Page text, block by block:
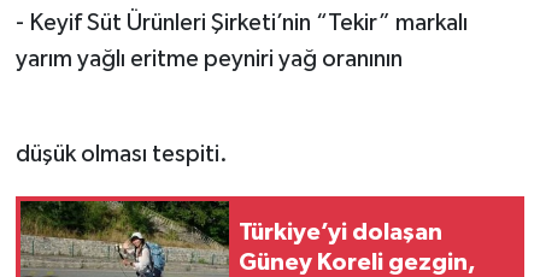
- Keyif Süt Ürünleri Şirketi’nin “Tekir” markalı
yarım yağlı eritme peyniri yağ oranının
düşük olması tespiti.
Türkiye’yi dolaşan
Güney Koreli gezgin,